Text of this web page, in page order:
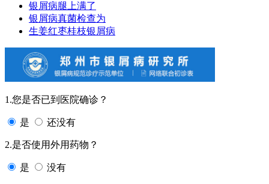
银屑病腿上满了
银屑病真菌检查为
生姜红枣桂枝银屑病
1.您是否已到医院确诊？
是 还没有
2.是否使用外用药物？
是 没有